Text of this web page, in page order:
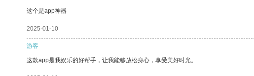
这个是app神器
2025-01-10
游客
这款app是我娱乐的好帮手，让我能够放松身心，享受美好时光。